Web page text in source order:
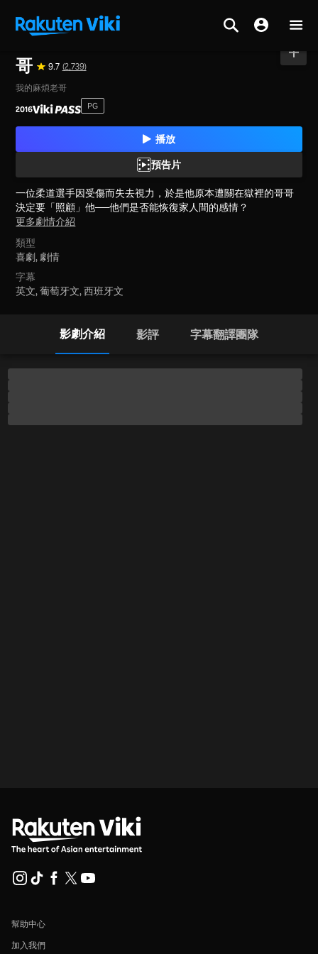
哥 9.7 (2,739)
我的麻煩老哥
2016 PG
播放
預告片
一位柔道選手因受傷而失去視力，於是他原本遭關在獄裡的哥哥
決定要「照顧」他──他們是否能恢復家人間的感情？
更多劇情介紹
類型
喜劇, 劇情
字幕
英文, 葡萄牙文, 西班牙文
影劇介紹 影評 字幕翻譯團隊
幫助中心
加入我們